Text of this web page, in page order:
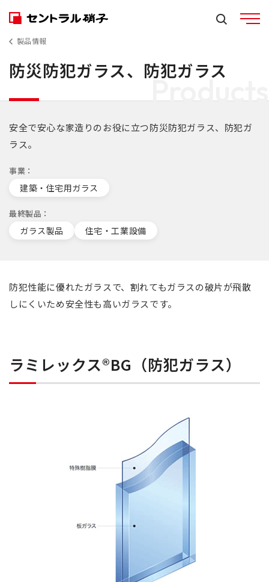
製品情報
Products
防災防犯ガラス、防犯ガラス
安全で安心な家造りのお役に立つ防災防犯ガラス、防犯ガ
ラス。
事業
建築・住宅用ガラス
最終製品
ガラス製品 住宅・工業設備
防犯性能に優れたガラスで、割れてもガラスの破片が飛散
しにくいため安全性も高いガラスです。
ラミレックス®BG（防犯ガラス）